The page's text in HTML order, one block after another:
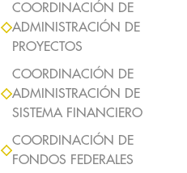
COORDINACIÓN DE
ADMINISTRACIÓN DE
PROYECTOS
COORDINACIÓN DE
ADMINISTRACIÓN DE
SISTEMA FINANCIERO
COORDINACIÓN DE
FONDOS FEDERALES